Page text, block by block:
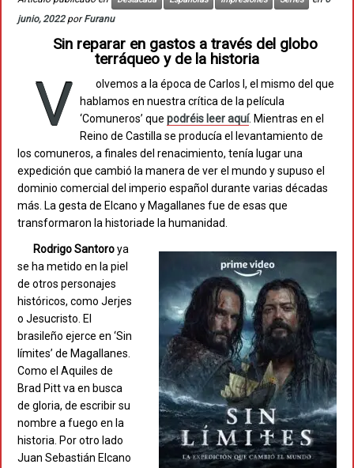
junio, 2022 porFuranu
Sin reparar en gastos a través del globo
terráqueo y de la historia
V
olvemos a la época de Carlos I, el mismo del que
hablamos en nuestra crítica de la película
‘Comuneros’ que podréis leer aquí. Mientras en el
Reino de Castilla se producía el levantamiento de
los comuneros, a finales del renacimiento, tenía lugar una
expedición que cambió la manera de ver el mundo y supuso el
dominio comercial del imperio español durante varias décadas
más. La gesta de Elcano y Magallanes fue de esas que
transformaron la historiade la humanidad.
Rodrigo Santoroya
se ha metido en la piel
de otros personajes
históricos, como Jerjes
o Jesucristo. El
brasileño ejerce en ‘Sin
límites’ de Magallanes.
Como el Aquiles de
Brad Pitt va en busca
de gloria, de escribir su
nombre a fuego en la
historia. Por otro lado
Juan Sebastián Elcano